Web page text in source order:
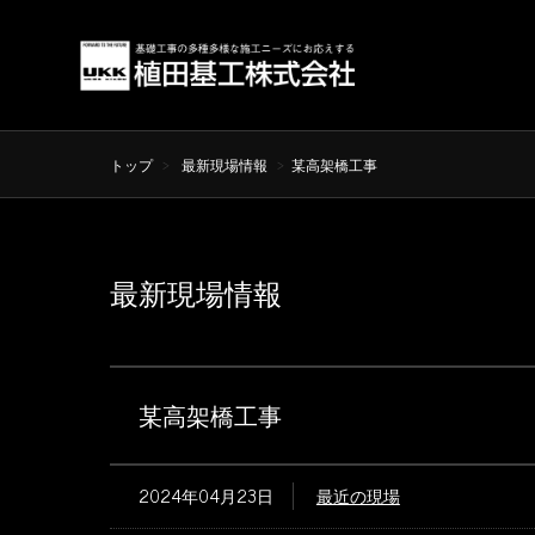
トップ 最新現場情報 某高架橋工事
最新現場情報
某高架橋工事
2024年04月23日 最近の現場